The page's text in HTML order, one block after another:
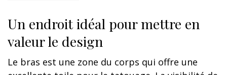
Un endroit idéal pour mettre en
valeur le design
Le bras est une zone du corps qui offre une